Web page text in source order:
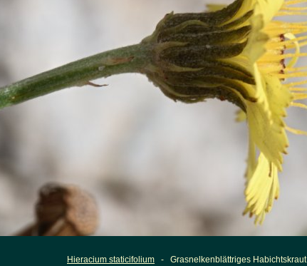
Hieracium staticifolium - Grasnelkenblättriges Habichtskraut